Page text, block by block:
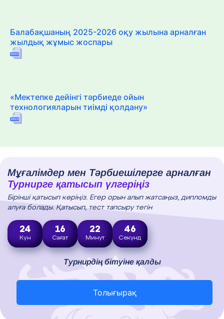
Балабақшаның 2025-2026 оқу жылына арналған
жылдық жұмыс жоспары
«Мектепке дейінгі тәрбиеде ойын
технологияларын тиімді қолдану»
Мұғалімдер мен Тәрбиешілерге арналған
Турнирге қатысып үлгеріңіз
Бірінші қатысып көріңіз. Егер орын алып жатсаңыз, дипломды
алуға болады. Қатысып, тест тапсыру тегін
24
Күн
16
Сағат
22
Минут
45
Секунд
Турнирдің бітуіне қалды
Толығырақ